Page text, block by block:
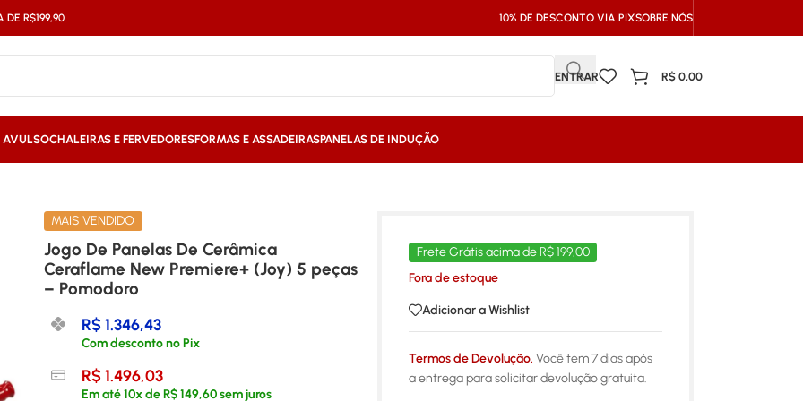
DE R$199,90 10% DE DESCONTO VIA PIXSOBRE NÓS
ENTRAR R$ 0,00
AVULSOCHALEIRAS E FERVEDORESFORMAS E ASSADEIRASPANELAS DE INDUÇÃO
MAIS VENDIDO
Jogo De Panelas De Cerâmica
Ceraflame New Premiere+ (Joy) 5 peças
– Pomodoro
R$1.346,43
Com desconto no Pix
R$1.496,03
Em até10x deR$149,60sem juros
Frete Grátis acima de R$ 199,00
Fora de estoque
Adicionar a Wishlist
Termos de Devolução. Você tem 7 dias após
a entrega para solicitar devolução gratuita.